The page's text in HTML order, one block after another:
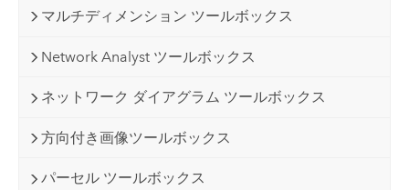
マルチディメンション ツールボックス
Network Analyst ツールボックス
ネットワーク ダイアグラム ツールボックス
方向付き画像ツールボックス
パーセル ツールボックス